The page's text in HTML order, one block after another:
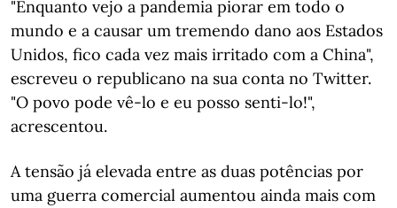
"Enquanto vejo a pandemia piorar em todo o
mundo e a causar um tremendo dano aos Estados
Unidos, fico cada vez mais irritado com a China",
escreveu o republicano na sua conta no Twitter.
"O povo pode vê-lo e eu posso senti-lo!",
acrescentou.
A tensão já elevada entre as duas potências por
uma guerra comercial aumentou ainda mais com